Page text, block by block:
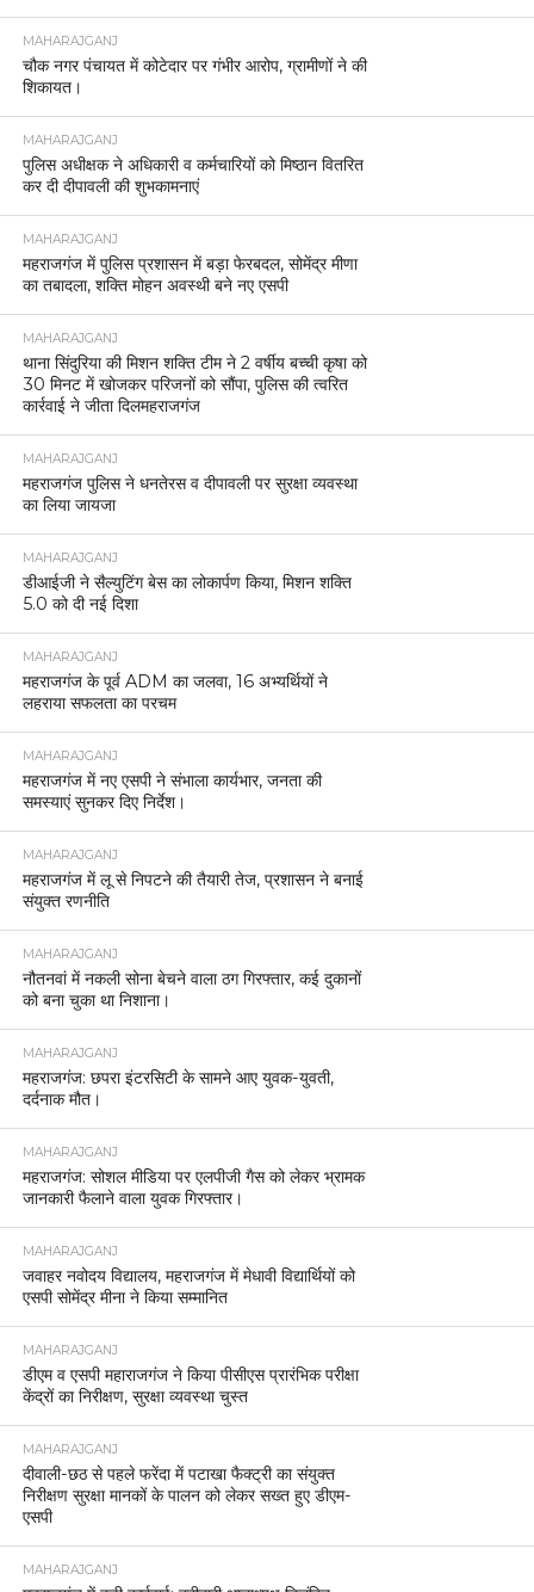
MAHARAJGANJ
चौक नगर पंचायत में कोटेदार पर गंभीर आरोप, ग्रामीणों ने की
शिकायत।
MAHARAJGANJ
पुलिस अधीक्षक ने अधिकारी व कर्मचारियों को मिष्ठान वितरित
कर दी दीपावली की शुभकामनाएं
MAHARAJGANJ
महराजगंज में पुलिस प्रशासन में बड़ा फेरबदल, सोमेंद्र मीणा
का तबादला, शक्ति मोहन अवस्थी बने नए एसपी
MAHARAJGANJ
थाना सिंदुरिया की मिशन शक्ति टीम ने 2 वर्षीय बच्ची कृषा को
30 मिनट में खोजकर परिजनों को सौंपा, पुलिस की त्वरित
कार्रवाई ने जीता दिलमहराजगंज
MAHARAJGANJ
महराजगंज पुलिस ने धनतेरस व दीपावली पर सुरक्षा व्यवस्था
का लिया जायजा
MAHARAJGANJ
डीआईजी ने सैल्युटिंग बेस का लोकार्पण किया, मिशन शक्ति
5.0 को दी नई दिशा
MAHARAJGANJ
महराजगंज के पूर्व ADM का जलवा, 16 अभ्यर्थियों ने
लहराया सफलता का परचम
MAHARAJGANJ
महराजगंज में नए एसपी ने संभाला कार्यभार, जनता की
समस्याएं सुनकर दिए निर्देश।
MAHARAJGANJ
महराजगंज में लू से निपटने की तैयारी तेज, प्रशासन ने बनाई
संयुक्त रणनीति
MAHARAJGANJ
नौतनवां में नकली सोना बेचने वाला ठग गिरफ्तार, कई दुकानों
को बना चुका था निशाना।
MAHARAJGANJ
महराजगंज: छपरा इंटरसिटी के सामने आए युवक-युवती,
दर्दनाक मौत।
MAHARAJGANJ
महराजगंज: सोशल मीडिया पर एलपीजी गैस को लेकर भ्रामक
जानकारी फैलाने वाला युवक गिरफ्तार।
MAHARAJGANJ
जवाहर नवोदय विद्यालय, महराजगंज में मेधावी विद्यार्थियों को
एसपी सोमेंद्र मीना ने किया सम्मानित
MAHARAJGANJ
डीएम व एसपी महाराजगंज ने किया पीसीएस प्रारंभिक परीक्षा
केंद्रों का निरीक्षण, सुरक्षा व्यवस्था चुस्त
MAHARAJGANJ
दीवाली-छठ से पहले फरेंदा में पटाखा फैक्ट्री का संयुक्त
निरीक्षण सुरक्षा मानकों के पालन को लेकर सख्त हुए डीएम-
एसपी
MAHARAJGANJ